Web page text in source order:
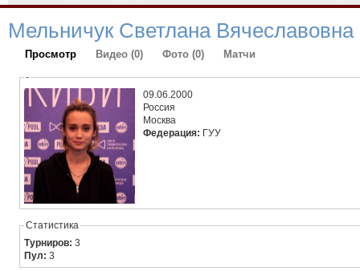
Мельничук Светлана Вячеславовна
Просмотр Видео (0) Фото (0) Матчи
-
09.06.2000
Россия
Москва
Федерация: ГУУ
Статистика
Турниров:3
Пул:3